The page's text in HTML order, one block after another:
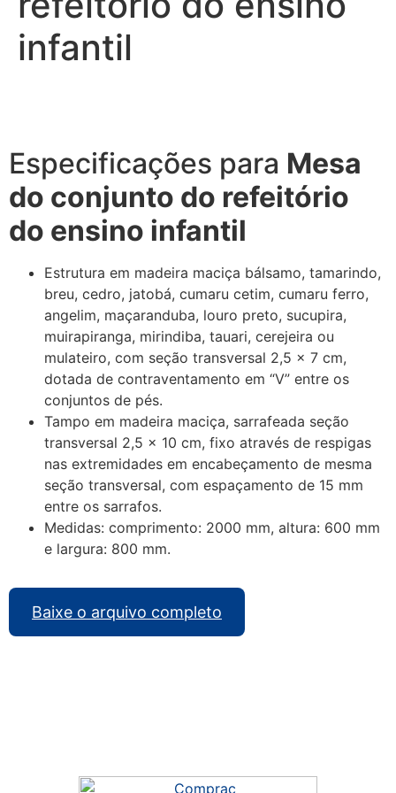
infantil
Especificações para Mesa
do conjunto do refeitório
do ensino infantil
Estrutura em madeira maciça bálsamo, tamarindo,
breu, cedro, jatobá, cumaru cetim, cumaru ferro,
angelim, maçaranduba, louro preto, sucupira,
muirapiranga, mirindiba, tauari, cerejeira ou
mulateiro, com seção transversal 2,5 x 7 cm,
dotada de contraventamento em “V” entre os
conjuntos de pés.
Tampo em madeira maciça, sarrafeada seção
transversal 2,5 x 10 cm, fixo através de respigas
nas extremidades em encabeçamento de mesma
seção transversal, com espaçamento de 15 mm
entre os sarrafos.
Medidas: comprimento: 2000 mm, altura: 600 mm
e largura: 800 mm.
Baixe o arquivo completo